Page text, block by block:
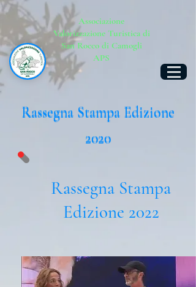
Associazione
Valorizzazione Turistica di
San Rocco di Camogli
APS
Rassegna Stampa Edizione
2020
Rassegna Stampa Edizione
2020
Rassegna Stampa
Edizione 2022